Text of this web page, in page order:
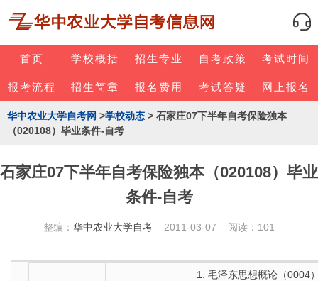
首页 学校概括 招生专业 自考政策 考试时间
报考流程 招生简章 报名费用 考试答疑 网上报名
华中农业大学自考网 >学校动态 > 石家庄07下半年自考保险独本
（020108）毕业条件-自考
石家庄07下半年自考保险独本（020108）毕业
条件-自考
整编： 华中农业大学自考 2011-03-07 阅读：101
1. 毛泽东思想概论（0004